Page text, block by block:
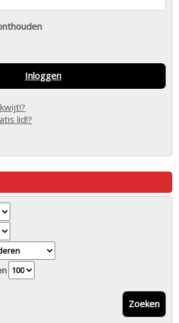
Inloggen
lid!?
Zoeken